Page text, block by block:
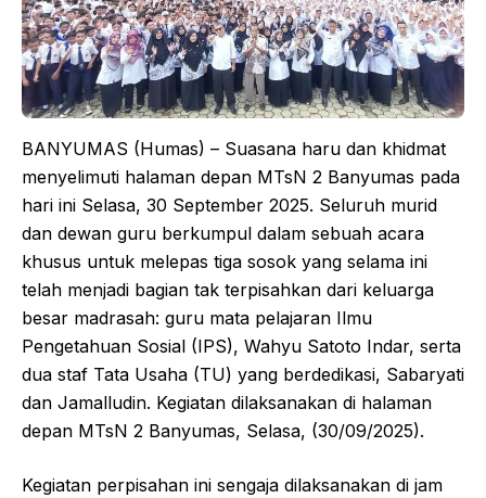
BANYUMAS (Humas) – Suasana haru dan khidmat
menyelimuti halaman depan MTsN 2 Banyumas pada
hari ini Selasa, 30 September 2025. Seluruh murid
dan dewan guru berkumpul dalam sebuah acara
khusus untuk melepas tiga sosok yang selama ini
telah menjadi bagian tak terpisahkan dari keluarga
besar madrasah: guru mata pelajaran Ilmu
Pengetahuan Sosial (IPS), Wahyu Satoto Indar, serta
dua staf Tata Usaha (TU) yang berdedikasi, Sabaryati
dan Jamalludin. Kegiatan dilaksanakan di halaman
depan MTsN 2 Banyumas, Selasa, (30/09/2025).
Kegiatan perpisahan ini sengaja dilaksanakan di jam